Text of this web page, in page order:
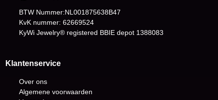
BTW Nummer:NL001875638B47
KvK nummer: 62669524
KyWi Jewelry® registered BBIE depot 1388083
Klantenservice
Over ons
Algemene voorwaarden